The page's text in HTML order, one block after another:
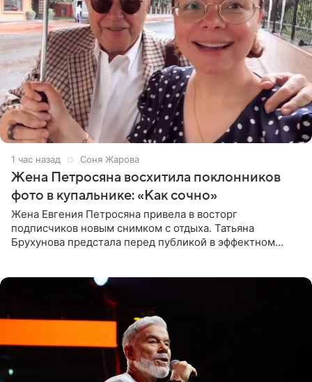
1 час назад Соня Жарова
Жена Петросяна восхитила поклонников
фото в купальнике: «Как сочно»
Жена Евгения Петросяна привела в восторг
подписчиков новым снимком с отдыха. Татьяна
Брухунова предстала перед публикой в эффектном